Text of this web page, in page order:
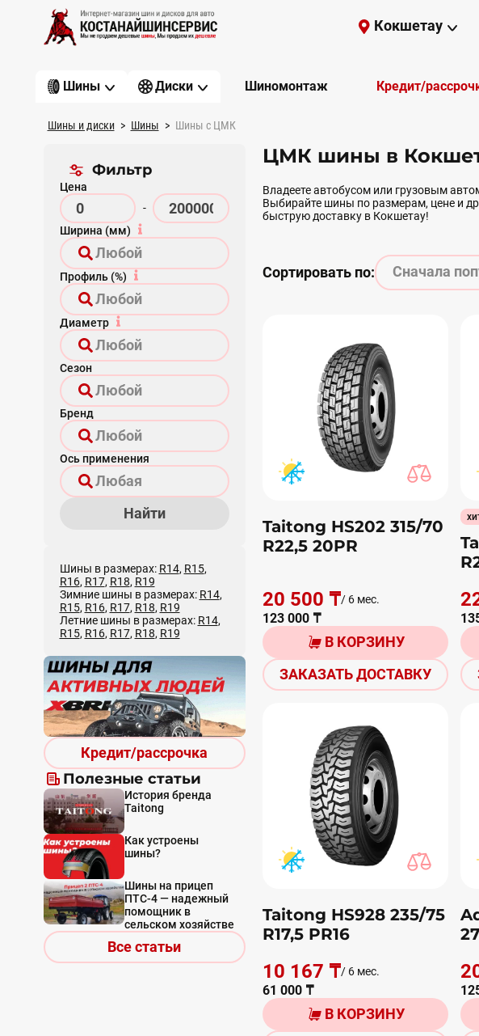
Кокшетау
Шины Диски Шиномонтаж Кредит/
Шины и диски Шины Шины с ЦМК
Фильтр
Цена
-
Ширина (мм)
Профиль (%)
Диаметр
Сезон
Бренд
Ось применения
Найти
Шины в размерах: R14, R15,
R16, R17, R18, R19
Зимние шины в размерах: R14,
R15, R16, R17, R18, R19
Летние шины в размерах: R14,
R15, R16, R17, R18, R19
Кредит/рассрочка
Полезные статьи
История бренда
Taitong
Как устроены
шины?
Шины на прицеп
ПТС-4 — надежный
помощник в
сельском хозяйстве
Все статьи
ЦМК шины в
Владеете автобусом или грузовым
Выбирайте шины по размерам, цене и
быструю доставку в Кокшетау!
Сортировать по: Сначала
Taitong HS202 315/70
R22,5 20PR
20 500 ₸/ 6 мес.
123 000 ₸
В КОРЗИНУ
ЗАКАЗАТЬ ДОСТАВКУ
Taitong HS928 235/75
R17,5 PR16
10 167 ₸/ 6 мес.
61 000 ₸
В КОРЗИНУ